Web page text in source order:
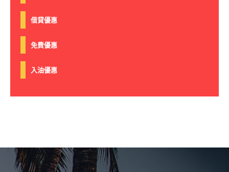
借貸優惠
免費優惠
入油優惠